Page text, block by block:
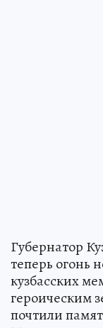
Губернатор
теперь огонь
кузбасских
героическим
почтили